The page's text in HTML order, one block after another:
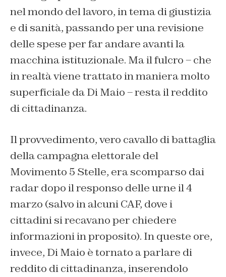
nel mondo del lavoro, in tema di giustizia
e di sanità, passando per una revisione
delle spese per far andare avanti la
macchina istituzionale. Ma il fulcro – che
in realtà viene trattato in maniera molto
superficiale da Di Maio – resta il reddito
di cittadinanza.
Il provvedimento, vero cavallo di battaglia
della campagna elettorale del
Movimento 5 Stelle, era scomparso dai
radar dopo il responso delle urne il 4
marzo (salvo in alcuni CAF, dove i
cittadini si recavano per chiedere
informazioni in proposito). In queste ore,
invece, Di Maio è tornato a parlare di
reddito di cittadinanza, inserendolo